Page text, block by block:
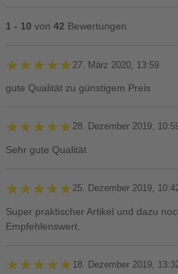
1 - 10 von 42 Bewertungen
★★★★★
★★★★★ 27. März 2020, 13:59
gute Qualität zu günstigem Preis
★★★★★
★★★★★ 28. Dezember 2019,
Sehr gute Qualität
★★★★★
★★★★★ 25. Dezember 2019,
Super praktischer Artikel und dazu
Empfehlenswert.
★★★★★
★★★★★ 18. Dezember 2019,